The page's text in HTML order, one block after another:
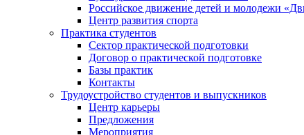
Российское движение детей и молодежи
Центр развития спорта
Практика студентов
Сектор практической подготовки
Договор о практической подготовке
Базы практик
Контакты
Трудоустройство студентов и выпускников
Центр карьеры
Предложения
Мероприятия